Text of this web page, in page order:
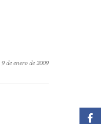
9 de enero de 2009